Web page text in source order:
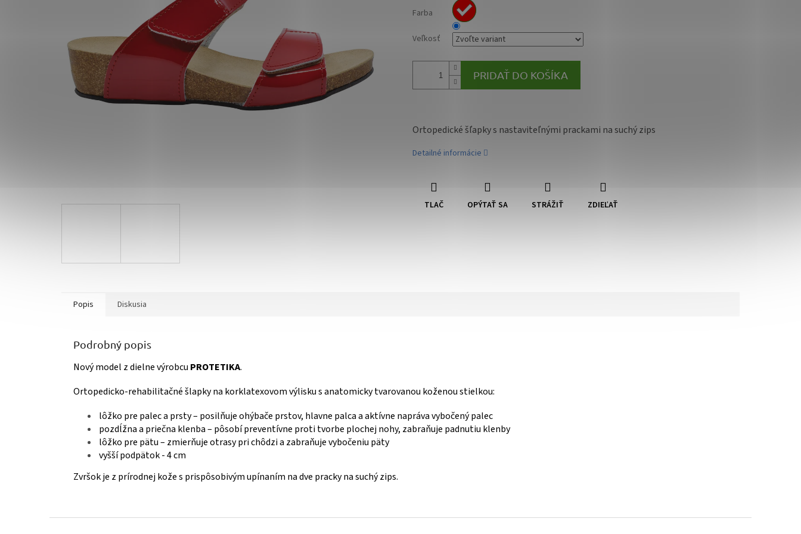
Farba
Veľkosť
PRIDAŤ DO KOŠÍKA
Ortopedické šľapky s nastaviteľnými prackami na suchý zips
Detailné informácie
TLAČ OPÝTAŤ SA STRÁŽIŤ ZDIEĽAŤ
Popis Diskusia
Podrobný popis
Nový model z dielne výrobcu PROTETIKA.
Ortopedicko-rehabilitačné šlapky na korklatexovom výlisku s anatomicky tvarovanou koženou stielkou:
lôžko pre palec a prsty – posilňuje ohýbače prstov, hlavne palca a aktívne napráva vybočený palec
pozdĺžna a priečna klenba – pôsobí preventívne proti tvorbe plochej nohy, zabraňuje padnutiu klenby
lôžko pre pätu – zmierňuje otrasy pri chôdzi a zabraňuje vybočeniu päty
vyšší podpätok - 4 cm
Zvršok je z prírodnej kože s prispôsobivým upínaním na dve pracky na suchý zips.